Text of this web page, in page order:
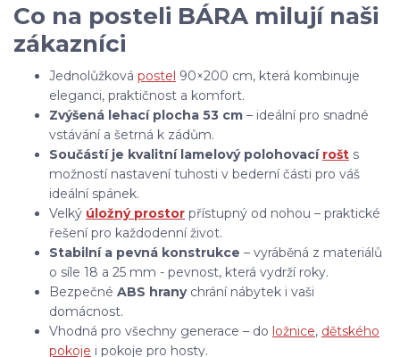
Co na posteli BÁRA milují naši
zákazníci
Jednolůžková postel 90×200 cm, která kombinuje
eleganci, praktičnost a komfort.
Zvýšená lehací plocha 53 cm – ideální pro snadné
vstávání a šetrná k zádům.
Součástí je kvalitní lamelový polohovací rošt s
možností nastavení tuhosti v bederní části pro váš
ideální spánek.
Velký úložný prostor přístupný od nohou – praktické
řešení pro každodenní život.
Stabilní a pevná konstrukce – vyráběná z materiálů
o síle 18 a 25 mm - pevnost, která vydrží roky.
Bezpečné ABS hranychrání nábytek i vaši
domácnost.
Vhodná pro všechny generace – do ložnice, dětského
pokoje i pokoje pro hosty.